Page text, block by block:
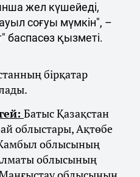
жел күшейеді,
соғуы мүмкін", –
баспасөз қызметі.
бірқатар
Батыс Қазақстан
облыстары, Ақтөбе
облысының
облысының